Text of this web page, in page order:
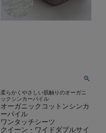
柔らかくやさしい肌触りのオーガニ
ックシンカーパイル
オーガニックコットンシンカ
ーパイル
ワンタッチシーツ
クイーン・ワイドダブルサイ